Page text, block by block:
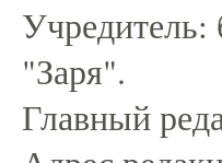
Учредитель:
"Заря".
Главный